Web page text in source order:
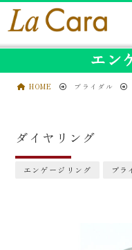
エン
HOME ブライダル
ダイヤリング
エンゲージリング ブラ